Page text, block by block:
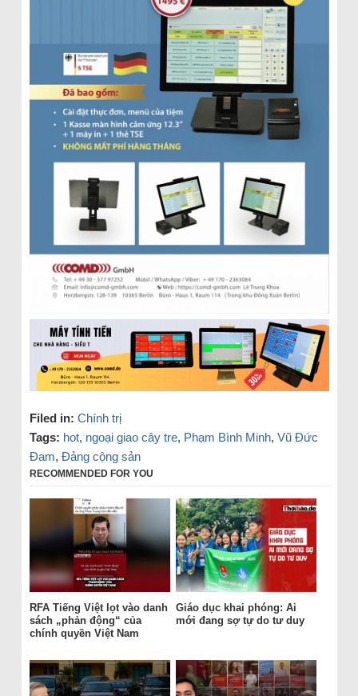
Filed in: Chính trị
Tags: hot, ngoại giao cây tre, Phạm Bình Minh, Vũ Đức
Đam, Đảng cộng sản
RECOMMENDED FOR YOU
RFA Tiếng Việt lọt vào danh
sách „phản động“ của
chính quyền Việt Nam
Giáo dục khai phóng: Ai
mới đang sợ tự do tư duy